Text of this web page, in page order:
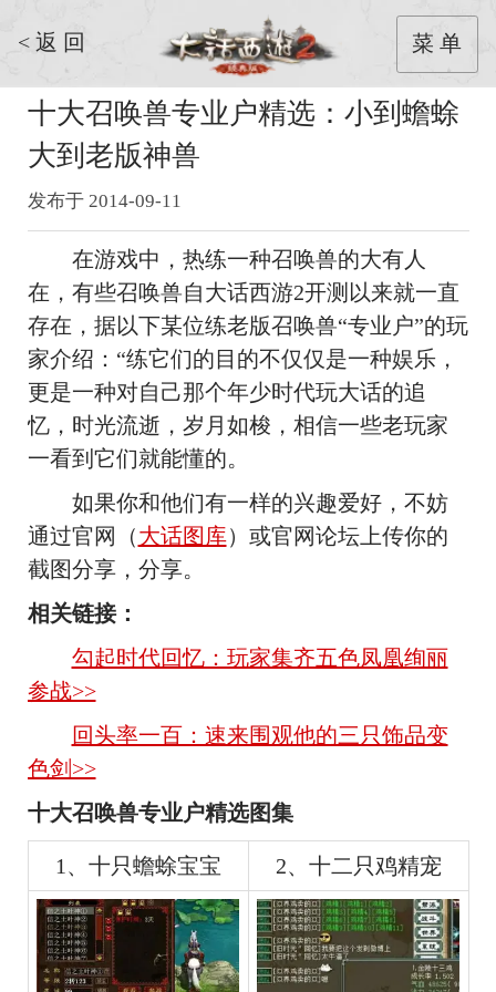
< 返 回 菜 单
十大召唤兽专业户精选：小到蟾蜍
大到老版神兽
发布于 2014-09-11
在游戏中，热练一种召唤兽的大有人
在，有些召唤兽自大话西游2开测以来就一直
存在，据以下某位练老版召唤兽“专业户”的玩
家介绍：“练它们的目的不仅仅是一种娱乐，
更是一种对自己那个年少时代玩大话的追
忆，时光流逝，岁月如梭，相信一些老玩家
一看到它们就能懂的。
如果你和他们有一样的兴趣爱好，不妨
通过官网（大话图库）或官网论坛上传你的
截图分享，分享。
相关链接：
勾起时代回忆：玩家集齐五色凤凰绚丽
参战>>
回头率一百：速来围观他的三只饰品变
色剑>>
十大召唤兽专业户精选图集
1、十只蟾蜍宝宝 2、十二只鸡精宠